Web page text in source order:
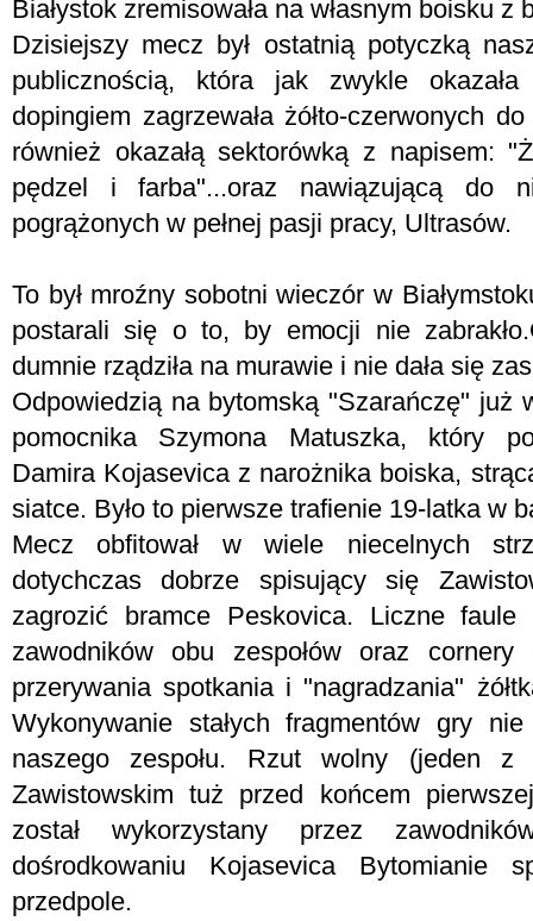
Białystok zremisowała na własnym boisku
Dzisiejszy mecz był ostatnią potyczką
publicznością, która jak zwykle
dopingiem zagrzewała żółto-czerwonych
również okazałą sektorówką z napisem:
pędzel i farba"...oraz nawiązującą do
pogrążonych w pełnej pasji pracy, Ultrasów.
To był mroźny sobotni wieczór w
postarali się o to, by emocji nie
dumnie rządziła na murawie i nie dała się
Odpowiedzią na bytomską "Szarańczę" już
pomocnika Szymona Matuszka, który
Damira Kojasevica z narożnika boiska,
siatce. Było to pierwsze trafienie 19-latka w
Mecz obfitował w wiele niecelnych
dotychczas dobrze spisujący się
zagrozić bramce Peskovica. Liczne faule
zawodników obu zespołów oraz
przerywania spotkania i "nagradzania"
Wykonywanie stałych fragmentów gry
naszego zespołu. Rzut wolny (jeden
Zawistowskim tuż przed końcem
został wykorzystany przez
dośrodkowaniu Kojasevica Bytomianie
przedpole.